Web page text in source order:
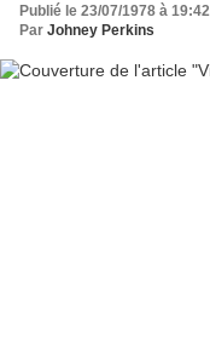
Publié le 23/07/1978 à 19:42
Par Johney Perkins